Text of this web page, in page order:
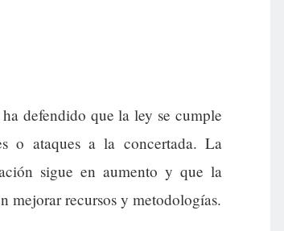
defendido que la ley se cumple
o ataques a la concertada. La
sigue en aumento y que la
mejorar recursos y metodologías.